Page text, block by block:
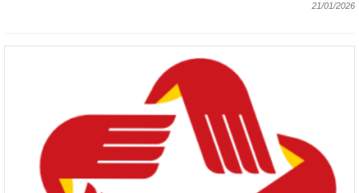
21/01/2026